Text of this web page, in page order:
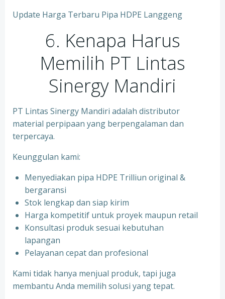
Update Harga Terbaru Pipa HDPE Langgeng
6. Kenapa Harus
Memilih PT Lintas
Sinergy Mandiri
PT Lintas Sinergy Mandiri adalah distributor
material perpipaan yang berpengalaman dan
terpercaya.
Keunggulan kami:
Menyediakan pipa HDPE Trilliun original &
bergaransi
⁠Stok lengkap dan siap kirim
⁠Harga kompetitif untuk proyek maupun retail
⁠Konsultasi produk sesuai kebutuhan
lapangan
Pelayanan cepat dan profesional
Kami tidak hanya menjual produk, tapi juga
membantu Anda memilih solusi yang tepat.